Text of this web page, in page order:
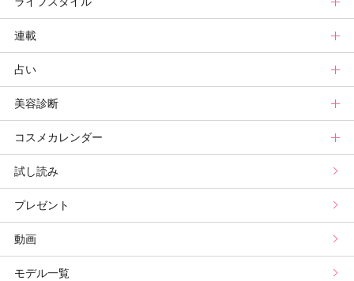
ビューティーズ一覧
記事ランキング
メンバーランキング
ベストコスメ
読者ベスコス
プチプラコスメグランプリ
ブライトニング・UVグランプリ
プリュスベスコス
ライフスタイルトップ
ニュース
ライフスタイルまとめ
ライフスタイル診断
連載
連載トップ
マキアエディターズのオッス！推しコス
小林ひろ美のキレイはかけ算
小田ユイコのマニアックビューティREPORT
野毛まゆりの実況野毛Channel
星谷菜々の美に効くスイーツ
山本舞香のBeauty Script
占い
占いトップ
Keikoの月星座占い
三島キアリーの12星座別 恋愛運&美容運
動物キャラナビ占い
ムーン・リーの運を呼び寄せる香り
美容診断
美容診断トップ
パーソナルカラー診断
顔タイプ髪型診断
コスメカレンダー
コスメカレンダートップ
検索
試し読み
プレゼント
動画
モデル一覧